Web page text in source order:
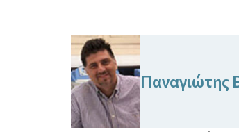
Παναγιώτης